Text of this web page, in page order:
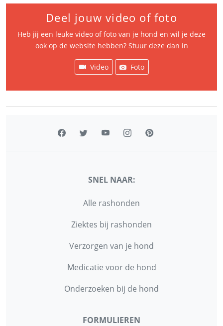
Deel jouw video of foto
Heb jij een leuke video of foto van je hond en wil je deze
ook op de website hebben? Stuur deze dan in
Video Foto
SNEL NAAR:
Alle rashonden
Ziektes bij rashonden
Verzorgen van je hond
Medicatie voor de hond
Onderzoeken bij de hond
FORMULIEREN